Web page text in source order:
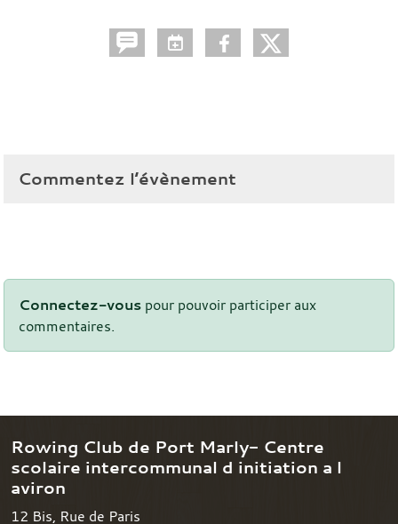
Commentez l’évènement
Connectez-vous pour pouvoir participer aux
commentaires.
Rowing Club de Port Marly- Centre
scolaire intercommunal d initiation a l
aviron
12 Bis, Rue de Paris